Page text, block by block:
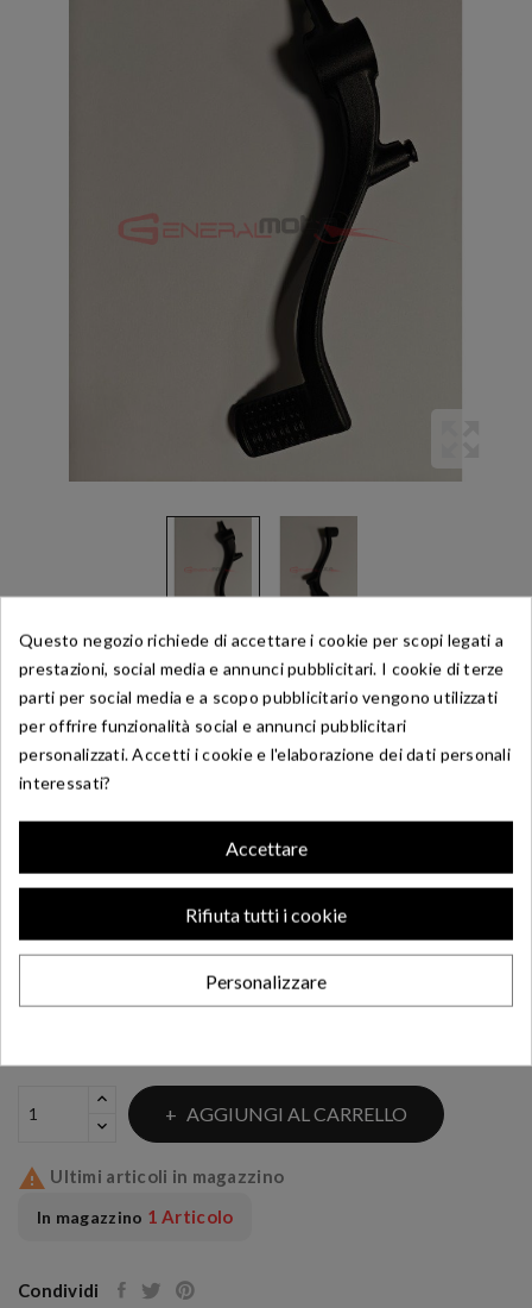
Riferimento:421101M20A0000
Leva Freno Posteriore Moto Morini Corsaro
1200
44,53 €
Leva freno posteriore Moto Morini Corsaro 1200 anno
anodizzata nera
AGGIUNGI AL CARRELLO
 Ultimi articoli in magazzino
In magazzino 1 Articolo
Condividi
Questo negozio richiede di accettare i cookie per scopi legati a
prestazioni, social media e annunci pubblicitari. I cookie di terze
parti per social media e a scopo pubblicitario vengono utilizzati
per offrire funzionalità social e annunci pubblicitari
personalizzati. Accetti i cookie e l'elaborazione dei dati personali
interessati?
Accettare
Rifiuta tutti i cookie
Personalizzare